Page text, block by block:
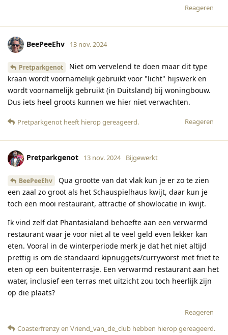
Reageren
BeePeeEhv 13 nov. 2024
Pretparkgenot
Niet om vervelend te doen maar dit type
kraan wordt voornamelijk gebruikt voor "licht" hijswerk en
wordt voornamelijk gebruikt (in Duitsland) bij woningbouw.
Dus iets heel groots kunnen we hier niet verwachten.
Reageren
Pretparkgenot heeft hierop gereageerd.
Pretparkgenot 13 nov. 2024 Bijgewerkt
BeePeeEhv
Qua grootte van dat vlak kun je er zo te zien
een zaal zo groot als het Schauspielhaus kwijt, daar kun je
toch een mooi restaurant, attractie of showlocatie in kwijt.
Ik vind zelf dat Phantasialand behoefte aan een verwarmd
restaurant waar je voor niet al te veel geld even lekker kan
eten. Vooral in de winterperiode merk je dat het niet altijd
prettig is om de standaard kipnuggets/curryworst met friet te
eten op een buitenterrasje. Een verwarmd restaurant aan het
water, inclusief een terras met uitzicht zou toch heerlijk zijn
op die plaats?
Reageren
Coasterfrenzyen Vriend_van_de_club hebben hierop gereageerd.